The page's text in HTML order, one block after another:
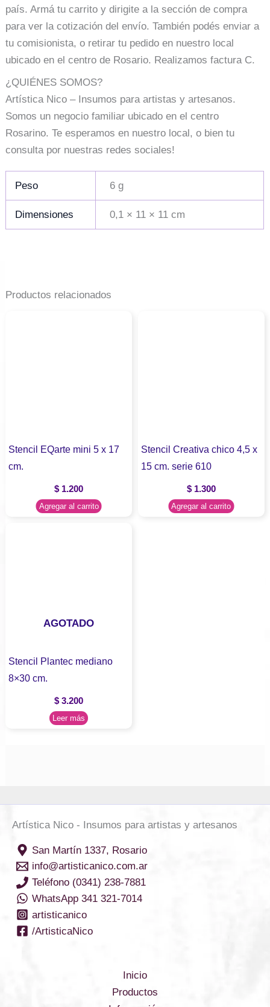
país. Armá tu carrito y dirigite a la sección de compra
para ver la cotización del envío. También podés enviar a
tu comisionista, o retirar tu pedido en nuestro local
ubicado en el centro de Rosario. Realizamos factura C.
¿QUIÉNES SOMOS?
Artística Nico – Insumos para artistas y artesanos.
Somos un negocio familiar ubicado en el centro
Rosarino. Te esperamos en nuestro local, o bien tu
consulta por nuestras redes sociales!
Peso 6 g
Dimensiones 0,1 × 11 × 11 cm
Productos relacionados
Stencil EQarte mini 5 x 17
cm.
$ 1.200
Agregar al carrito
Stencil Creativa chico 4,5 x
15 cm. serie 610
$1.300
Agregar al carrito
AGOTADO
Stencil Plantec mediano
8×30 cm.
$ 3.200
Leer más
Artística Nico - Insumos para artistas y artesanos
San Martín 1337, Rosario
info@artisticanico.com.ar
Teléfono (0341) 238-7881
WhatsApp 341 321-7014
artisticanico
/ArtisticaNico
Inicio
Productos